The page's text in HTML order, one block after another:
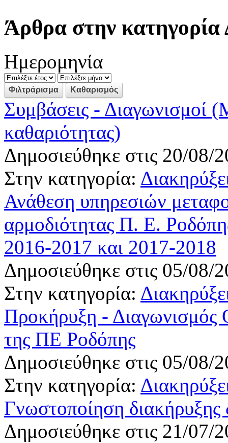
Άρθρα στην κατηγορία
Ημερομηνία
Συμβάσεις - Διαγωνισμοί
καθαριότητας)
Δημοσιεύθηκε στις 20/08/
Στην κατηγορία:
Ανάθεση υπηρεσιών
αρμοδιότητας Π. Ε.
2016-2017 και 2017-2018
Δημοσιεύθηκε στις 05/08/
Στην κατηγορία:
Προκήρυξη -
της ΠΕ Ροδόπης
Δημοσιεύθηκε στις 05/08/
Στην κατηγορία:
Γνωστοποίηση διακήρυξης
Δημοσιεύθηκε στις 21/07/